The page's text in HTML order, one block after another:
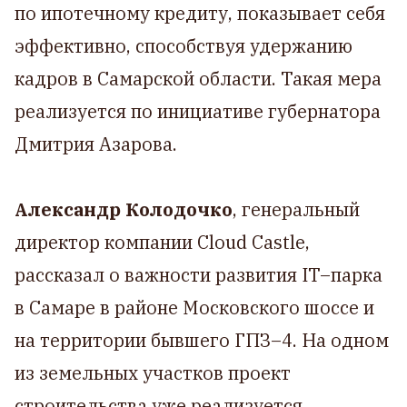
по ипотечному кредиту, показывает себя
эффективно, способствуя удержанию
кадров в Самарской области. Такая мера
реализуется по инициативе губернатора
Дмитрия Азарова.
Александр Колодочко, генеральный
директор компании Cloud Castle,
рассказал о важности развития IT–парка
в Самаре в районе Московского шоссе и
на территории бывшего ГПЗ–4. На одном
из земельных участков проект